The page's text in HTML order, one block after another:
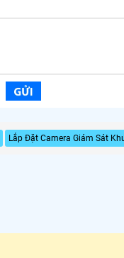
Lắp Đặt Camera Giám Sát